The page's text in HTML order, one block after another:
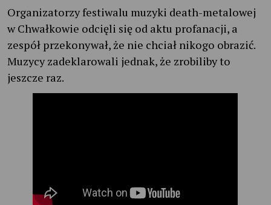
Organizatorzy festiwalu muzyki death-metalowej
w Chwałkowie odcięli się od aktu profanacji, a
zespół przekonywał, że nie chciał nikogo obrazić.
Muzycy zadeklarowali jednak, że zrobiliby to
jeszcze raz.